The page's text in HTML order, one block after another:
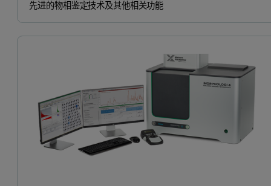
先进的物相鉴定技术及其他相关功能